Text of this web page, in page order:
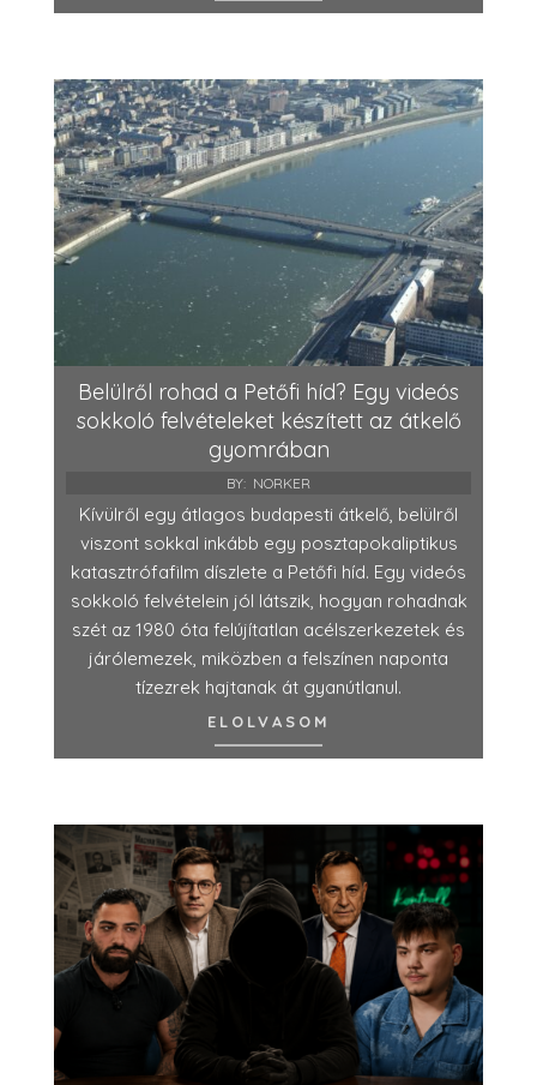
Belülről rohad a Petőfi híd? Egy videós
sokkoló felvételeket készített az átkelő
gyomrában
BY: NORKER
Kívülről egy átlagos budapesti átkelő, belülről
viszont sokkal inkább egy posztapokaliptikus
katasztrófafilm díszlete a Petőfi híd. Egy videós
sokkoló felvételein jól látszik, hogyan rohadnak
szét az 1980 óta felújítatlan acélszerkezetek és
járólemezek, miközben a felszínen naponta
tízezrek hajtanak át gyanútlanul.
ELOLVASOM